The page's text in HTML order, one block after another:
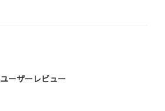
ユーザーレビュー